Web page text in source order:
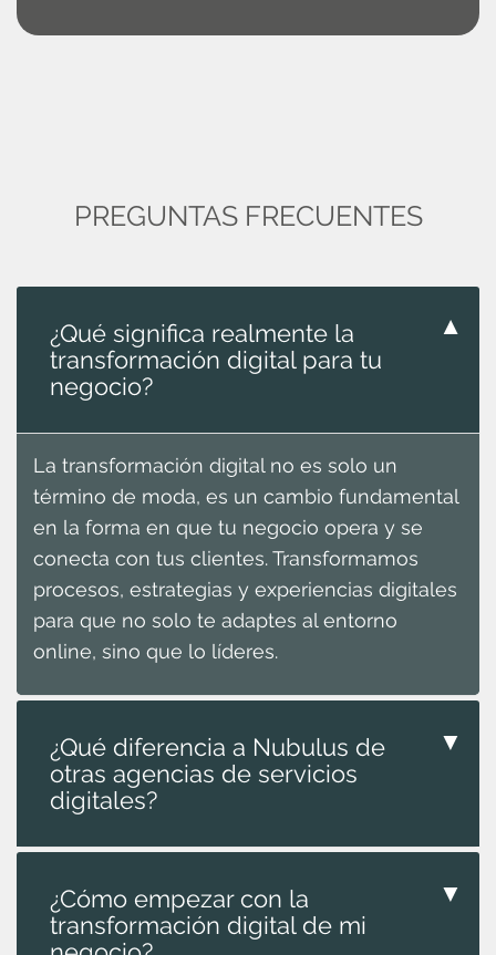
PREGUNTAS FRECUENTES
¿Qué significa realmente la
transformación digital para tu
negocio?
▼
La transformación digital no es solo un
término de moda, es un cambio fundamental
en la forma en que tu negocio opera y se
conecta con tus clientes. Transformamos
procesos, estrategias y experiencias digitales
para que no solo te adaptes al entorno
online, sino que lo líderes.
¿Qué diferencia a Nubulus de
otras agencias de servicios
digitales?
▼
¿Cómo empezar con la
transformación digital de mi
▼